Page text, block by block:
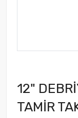
12"
TAMİR